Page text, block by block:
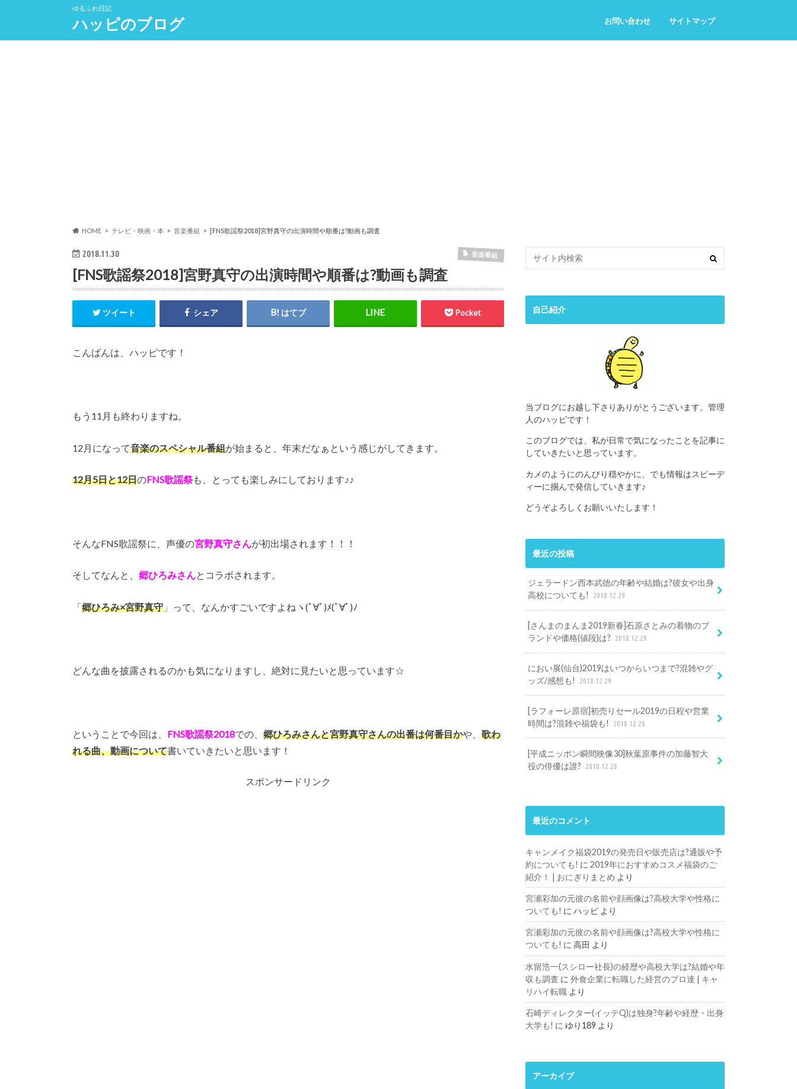
ゆるふわ日記
ハッピのブログ お問い合わせ サイトマップ
HOME テレビ・映画・本 音楽番組 [FNS歌謡祭2018]宮野真守の出演時間や順番は?動画も調査
2018.11.30 音楽番組
[FNS歌謡祭2018]宮野真守の出演時間や順番は?動画も調査
ツイート シェア はてブ Pocket
こんばんは、ハッピです！
もう11月も終わりますね。
12月になって音楽のスペシャル番組が始まると、年末だなぁという感じがしてきます。
12月5日と12日のFNS歌謡祭も、とっても楽しみにしております♪♪
そんなFNS歌謡祭に、声優の宮野真守さんが初出場されます！！！
そしてなんと、 郷ひろみさんとコラボされます。
「郷ひろみ×宮野真守 」って、なんかすごいですよねヽ(ﾟ∀ﾟ)ﾒ(ﾟ∀ﾟ)ﾉ
どんな曲を披露されるのかも気になりますし、絶対に見たいと思っています☆
ということで今回は、 FNS歌謡祭2018での、 郷ひろみさんと宮野真守さんの出番は何番目かや、 歌わ
れる曲、動画について書いていきたいと思います！
スポンサードリンク
自己紹介
当ブログにお越し下さりありがとうございます。管理
人のハッピです！
このブログでは、私が日常で気になったことを記事に
していきたいと思っています。
カメのようにのんびり穏やかに、でも情報はスピーデ
ィーに掴んで発信していきます♪
どうぞよろしくお願いいたします！
最近の投稿
ジェラードン西本武徳の年齢や結婚は?彼女や出身
高校についても!
2018.12.29
[さんまのまんま2019新春]石原さとみの着物のブ
ランドや価格(値段)は?
2018.12.29
におい展(仙台)2019はいつからいつまで?混雑やグ
ッズ/感想も!
2018.12.29
[ラフォーレ原宿]初売りセール2019の日程や営業
時間は?混雑や福袋も!
2018.12.28
[平成ニッポン瞬間映像30]秋葉原事件の加藤智大
役の俳優は誰?
2018.12.28
最近のコメント
キャンメイク福袋2019の発売日や販売店は?通販や予
約についても! に 2019年におすすめコスメ福袋のご
紹介！ | おにぎりまとめ より
宮瀬彩加の元彼の名前や顔画像は?高校大学や性格に
ついても! に ハッピ より
宮瀬彩加の元彼の名前や顔画像は?高校大学や性格に
ついても! に 高田 より
水留浩一(スシロー社長)の経歴や高校大学は?結婚や年
収も調査 に 外食企業に転職した経営のプロ達 | キャ
リハイ転職 より
石崎ディレクター(イッテQ)は独身?年齢や経歴・出身
大学も! に ゆり189 より
アーカイブ